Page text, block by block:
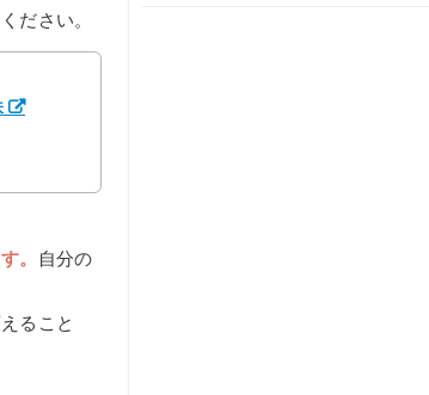
ださい。
。
自分の
ること